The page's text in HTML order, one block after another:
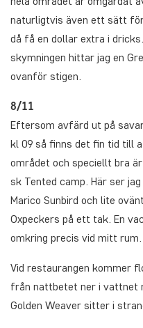
naturligtvis även ett sätt
då få en dollar extra i
skymningen hittar jag en
ovanför stigen.
8/11
Eftersom avfärd ut på
kl 09 så finns det fin tid till
området och speciellt bra
sk Tented camp. Här ser
Marico Sunbird och lite
Oxpeckers på ett tak. En
omkring precis vid mitt rum.
Vid restaurangen kommer
från nattbetet ner i vattnet
Golden Weaver sitter i